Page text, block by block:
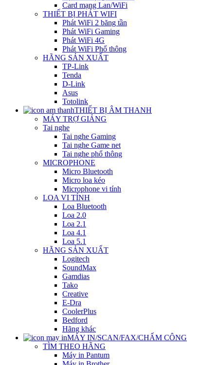
Card mạng Lan/WiFi
THIẾT BỊ PHÁT WIFI
Phát WiFi 2 băng tần
Phát WiFi Gaming
Phát WiFi 4G
Phát WiFi Phổ thông
HÃNG SẢN XUẤT
TP-Link
Tenda
D-Link
Asus
Totolink
THIẾT BỊ ÂM THANH
MÁY TRỢ GIẢNG
Tai nghe
Tai nghe Gaming
Tai nghe Game net
Tai nghe phổ thông
MICROPHONE
Micro Bluetooth
Micro loa kéo
Microphone vi tính
LOA VI TÍNH
Loa Bluetooth
Loa 2.0
Loa 2.1
Loa 4.1
Loa 5.1
HÃNG SẢN XUẤT
Logitech
SoundMax
Gamdias
Tako
Creative
E-Dra
CoolerPlus
Bedford
Hãng khác
MÁY IN/SCAN/FAX/CHẤM CÔNG
TÌM THEO HÃNG
Máy in Pantum